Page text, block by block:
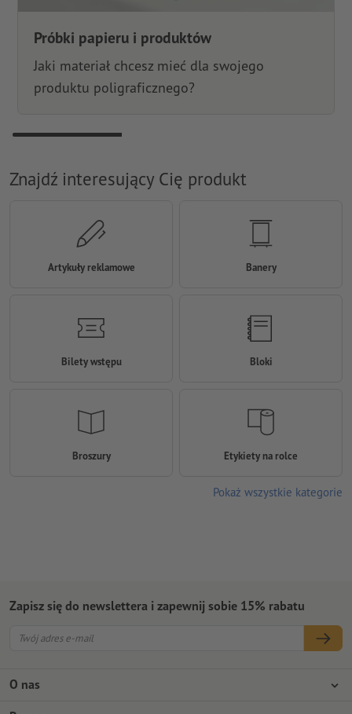
Próbki papieru i produktów
Jaki materiał chcesz mieć dla swojego
produktu poligraficznego?
Znajdź interesujący Cię produkt
Artykuły reklamowe Banery
Bilety wstępu Bloki
Broszury Etykiety na rolce
Pokaż wszystkie kategorie
O nas
Zapisz się do newslettera i zapewnij sobie 15% rabatu